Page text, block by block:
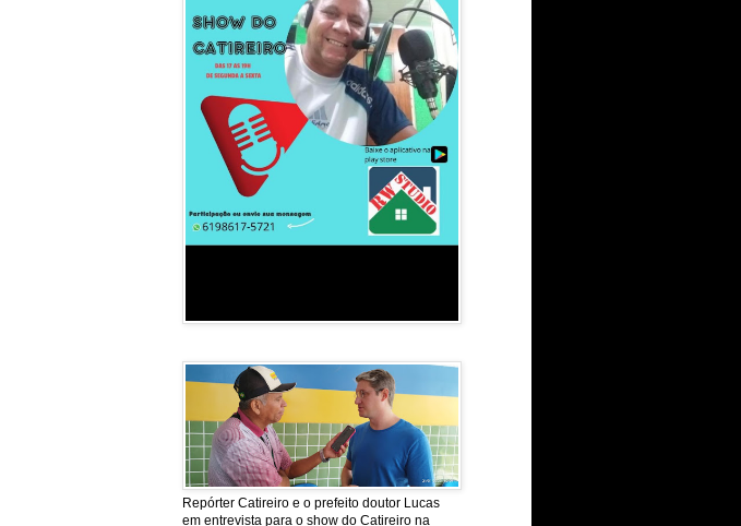
Repórter Catireiro e o prefeito doutor Lucas
em entrevista para o show do Catireiro na